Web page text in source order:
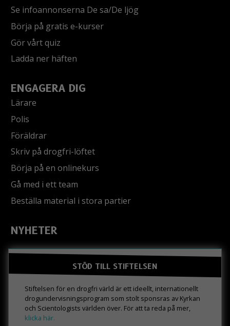
Se infoannonserna De sa/De ljög
Börja på gratis e-kurser
Gör vårt quiz
Ladda ner häften
ENGAGERA DIG
Lärare
Polis
Föräldrar
Skriv på drogfri-löftet
Börja på en onlinekurs
Gå med i ett team
Beställa material i stora partier
NYHETER
STÖD TILL STIFTELSEN
Stiftelsen för en drogfri värld är ett ideellt, internationellt
drogundervisningsprogram som stolt sponsras av Kyrkan
och Scientologists världen över. För att ta reda på mer,
klicka här.